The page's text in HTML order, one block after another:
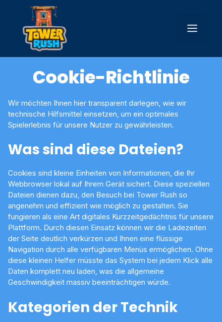
springen
Cookie-Richtlinie
Wir möchten Ihnen hier transparent darlegen, wie wir
technische Hilfsmittel einsetzen, um ein optimales
Spielerlebnis für unsere Nutzer zu gewährleisten.
Was sind diese Dateien?
Cookies sind kleine Einheiten von Informationen, die Ihr
Webbrowser lokal auf Ihrem Gerät sichert. Diese speziellen
Dateien dienen dazu, den Besuch bei Tower Rush so
angenehm und effizient wie möglich zu gestalten. Sie
fungieren als eine Art digitales Kurzzeitgedächtnis für unsere
Plattform. Durch diesen Einsatz können wir die Ladezeiten
der Seite deutlich verkürzen und Ihnen eine flüssige
Navigation durch alle verfügbaren Menüs ermöglichen. Ohne
diese kleinen Helfer müsste das System bei jedem Klick alle
Daten komplett neu laden, was die allgemeine
Geschwindigkeit massiv beeinträchtigen würde.
Kategorien der Technik